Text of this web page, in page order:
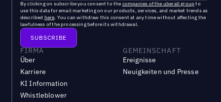
By clicking on subscribe you consent to the companies of the uberall groupto
use this data for email marketing on our products, services, and market trends as
described here. You can withdraw this consent at any time without affecting the
lawfulness of the processing before its withdrawal.
FIRMA
Über
Karriere
KI Information
Whistleblower
GEMEINSCHAFT
Ereignisse
Neuigkeiten und Presse